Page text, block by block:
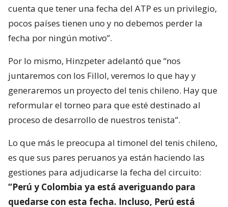
cuenta que tener una fecha del ATP es un privilegio,
pocos países tienen uno y no debemos perder la
fecha por ningún motivo”.
Por lo mismo, Hinzpeter adelantó que “nos
juntaremos con los Fillol, veremos lo que hay y
generaremos un proyecto del tenis chileno. Hay que
reformular el torneo para que esté destinado al
proceso de desarrollo de nuestros tenista”.
Lo que más le preocupa al timonel del tenis chileno,
es que sus pares peruanos ya están haciendo las
gestiones para adjudicarse la fecha del circuito:
“Perú y Colombia ya está averiguando para
quedarse con esta fecha. Incluso, Perú está